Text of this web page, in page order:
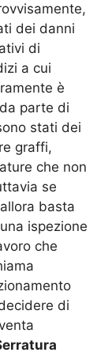
dei danni
di
a cui
è
parte di
stati dei
graffi,
che non
se
basta
ispezione
che
di